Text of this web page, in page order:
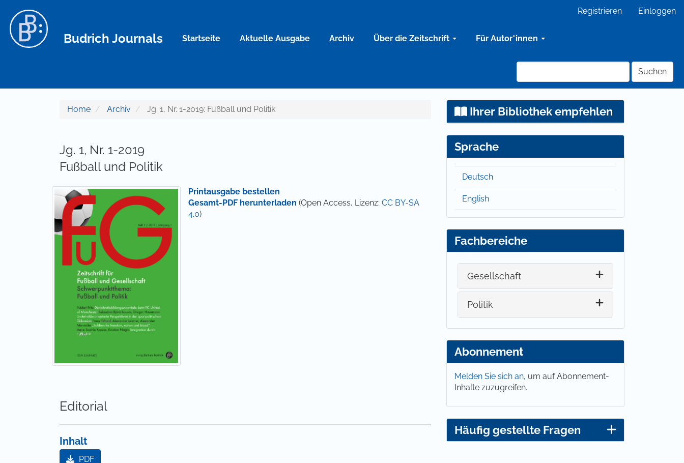
Hauptinhalt
Sidebar
Registrieren Einloggen
Budrich Journals Startseite Aktuelle Ausgabe Archiv Über die Zeitschrift Für Autor*innen
Suchen
Home Archiv Jg. 1, Nr. 1-2019: Fußball und Politik
Jg. 1, Nr. 1-2019
Fußball und Politik
Printausgabe bestellen
Gesamt-PDF herunterladen (Open Access, Lizenz:CC BY-SA
4.0)
Editorial
Inhalt
PDF
Ihrer Bibliothek empfehlen
Sprache
Deutsch
English
Fachbereiche
Gesellschaft
Politik
Abonnement
Melden Sie sich an, um auf Abonnement-
Inhalte zuzugreifen.
Häufig gestellte Fragen